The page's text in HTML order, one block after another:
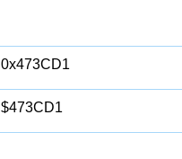
0x473CD1
$473CD1